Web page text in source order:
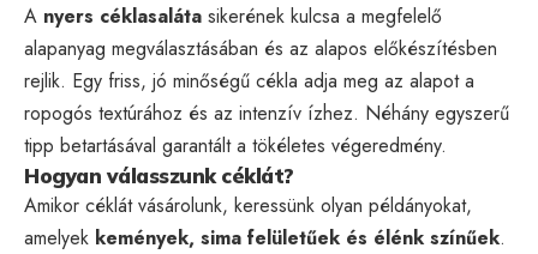
A nyers céklasaláta sikerének kulcsa a megfelelő
alapanyag megválasztásában és az alapos előkészítésben
rejlik. Egy friss, jó minőségű cékla adja meg az alapot a
ropogós textúrához és az intenzív ízhez. Néhány egyszerű
tipp betartásával garantált a tökéletes végeredmény.
Hogyan válasszunk céklát?
Amikor céklát vásárolunk, keressünk olyan példányokat,
amelyek kemények, sima felületűek és élénk színűek.